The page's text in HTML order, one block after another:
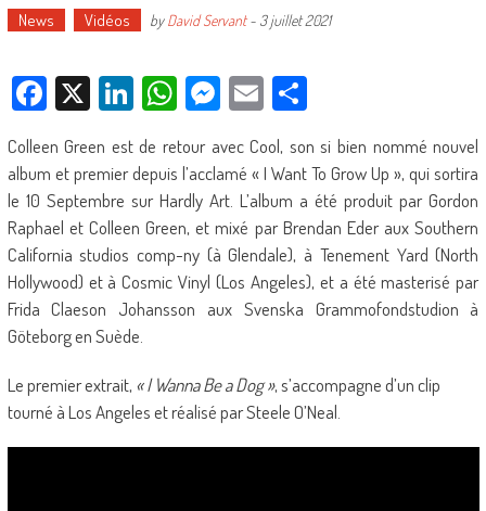
News Vidéos byDavid Servant- 3 juillet 2021
Facebook
X LinkedIn
WhatsApp
Messenger
EmailPartager
Colleen Green est de retour avec Cool, son si bien nommé nouvel
album et premier depuis l’acclamé « I Want To Grow Up », qui sortira
le 10 Septembre sur Hardly Art. L’album a été produit par Gordon
Raphael et Colleen Green, et mixé par Brendan Eder aux Southern
California studios comp-ny (à Glendale), à Tenement Yard (North
Hollywood) et à Cosmic Vinyl (Los Angeles), et a été masterisé par
Frida Claeson Johansson aux Svenska Grammofondstudion à
Göteborg en Suède.
Le premier extrait, « I Wanna Be a Dog », s’accompagne d’un clip
tourné à Los Angeles et réalisé par Steele O’Neal.